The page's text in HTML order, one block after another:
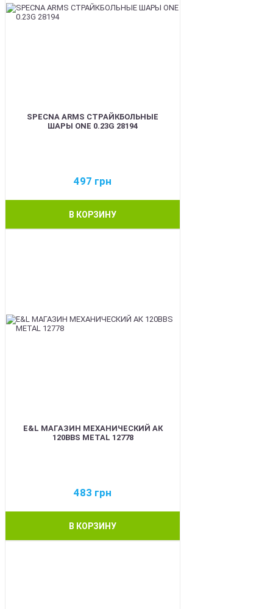
SPECNA ARMS СТРАЙКБОЛЬНЫЕ
ШАРЫ ONE 0.23G 28194
497 грн
В КОРЗИНУ
E&L МАГАЗИН МЕХАНИЧЕСКИЙ АК
120BBS METAL 12778
483 грн
В КОРЗИНУ